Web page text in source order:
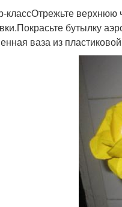
классОтрежьте верхнюю
бутылку
ваза из